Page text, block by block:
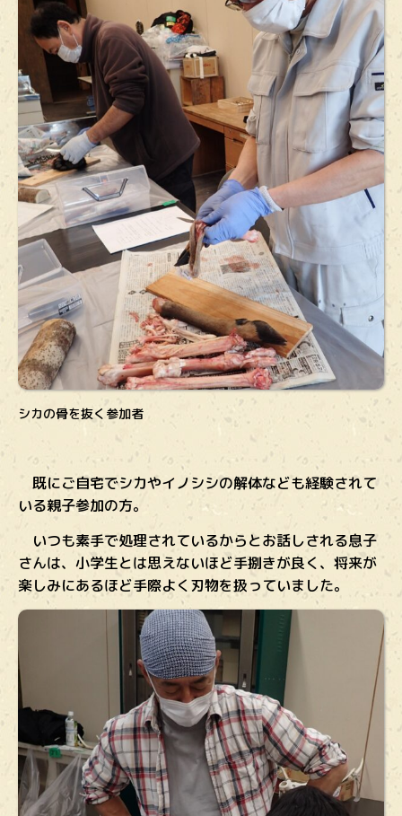
シカの骨を抜く参加者
既にご自宅でシカやイノシシの解体なども経験されて
いる親子参加の方。
いつも素手で処理されているからとお話しされる息子
さんは、小学生とは思えないほど手捌きが良く、将来が
楽しみにあるほど手際よく刃物を扱っていました。